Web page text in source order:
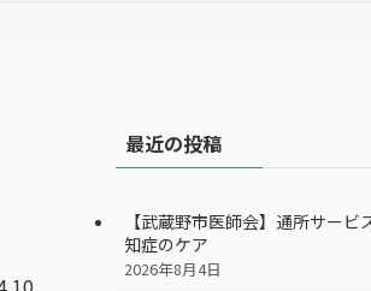
最近の投稿
【武蔵野市医師会】通所サービ
知症のケア
2026年8月4日